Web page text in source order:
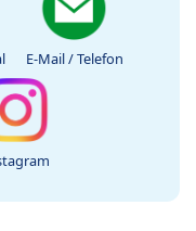
E-Mail / Telefon